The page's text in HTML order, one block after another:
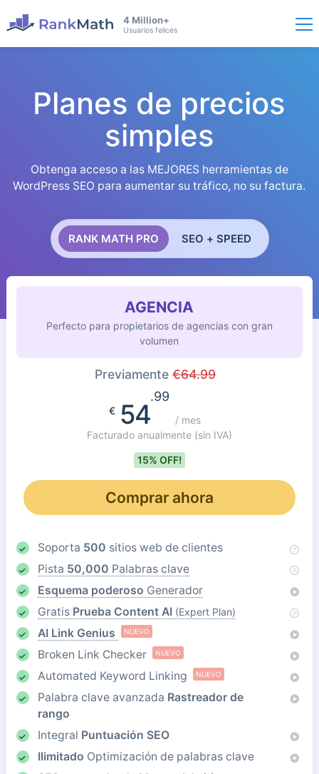
4 Million+
Usuarios felices
Planes de precios
simples
Obtenga acceso a las MEJORES herramientas de
WordPress SEO para aumentar su tráfico, no su factura.
RANK MATH PRO SEO + SPEED
AGENCIA
Perfecto para propietarios de agencias con gran
volumen
Previamente €64.99
€54
.99
/ mes
Facturado anualmente (sin IVA)
15% OFF!
Comprar ahora
Soporta 500 sitios web de clientes
Pista 50,000 Palabras clave
Esquema poderoso Generador
Gratis Prueba Content AI (Expert Plan)
AI Link Genius NUEVO
Broken Link Checker NUEVO
Automated Keyword Linking NUEVO
Palabra clave avanzada Rastreador de
rango
Integral Puntuación SEO
Ilimitado Optimización de palabras clave